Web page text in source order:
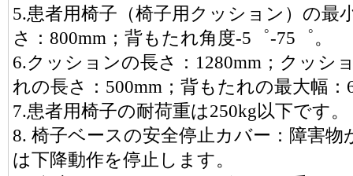
5.患者用椅子（椅子用クッション）の最
さ：800mm；背もたれ角度-5゜-75゜。
6.クッションの長さ：1280mm；クッシ
れの長さ：500mm；背もたれの最大幅：
7.患者用椅子の耐荷重は250kg以下です。
8. 椅子ベースの安全停止カバー：障害
は下降動作を停止します。